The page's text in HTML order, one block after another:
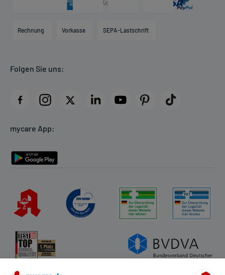
Direktabrechnung PKV
AGB
Datenschutz
Rückgabe/Widerruf
Rechnung Vorkasse SEPA-Lastschrift
Folgen Sie uns:
mycare App: